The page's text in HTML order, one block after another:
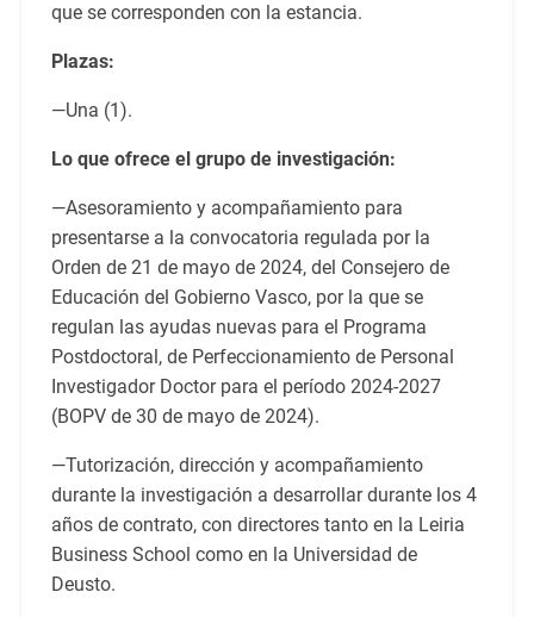
que se corresponden con la estancia.
Plazas:
—Una (1).
Lo que ofrece el grupo de investigación:
—Asesoramiento y acompañamiento para
presentarse a la convocatoria regulada por la
Orden de 21 de mayo de 2024, del Consejero de
Educación del Gobierno Vasco, por la que se
regulan las ayudas nuevas para el Programa
Postdoctoral, de Perfeccionamiento de Personal
Investigador Doctor para el período 2024-2027
(BOPV de 30 de mayo de 2024).
—Tutorización, dirección y acompañamiento
durante la investigación a desarrollar durante los 4
años de contrato, con directores tanto en la Leiria
Business School como en la Universidad de
Deusto.